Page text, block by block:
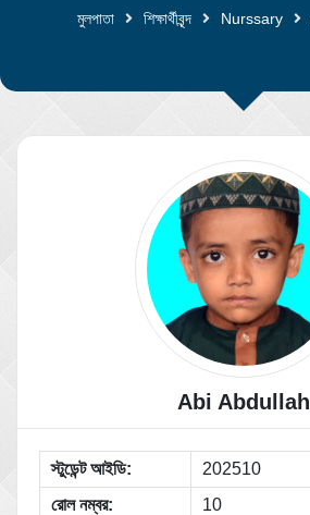
মুলপাতা শিক্ষার্থীবৃন্দ Nurssary
Abi Abdullah
স্টুডেন্ট আইডি:
202510
রোল নম্বর:
10